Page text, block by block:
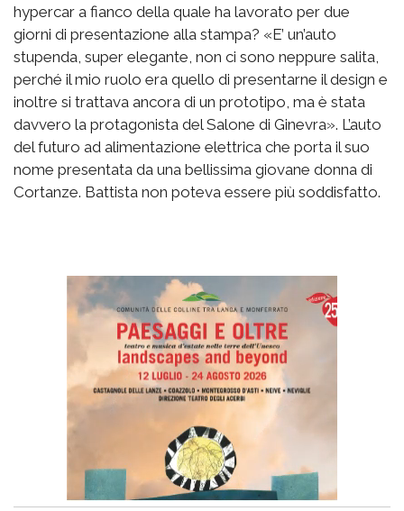
hypercar a fianco della quale ha lavorato per due
giorni di presentazione alla stampa? «E’ un’auto
stupenda, super elegante, non ci sono neppure salita,
perché il mio ruolo era quello di presentarne il design e
inoltre si trattava ancora di un prototipo, ma è stata
davvero la protagonista del Salone di Ginevra». L’auto
del futuro ad alimentazione elettrica che porta il suo
nome presentata da una bellissima giovane donna di
Cortanze. Battista non poteva essere più soddisfatto.